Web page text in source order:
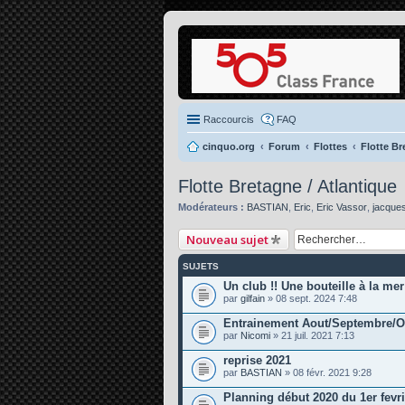
Raccourcis FAQ
cinquo.org Forum Flottes Flotte
Flotte Bretagne / Atlantique
Modérateurs : BASTIAN Eric Eric Vassor
Nouveau sujet
SUJETS
Un club !! Une bouteille à la mer
par gilfain » 08 sept. 2024 7:48
Entrainement Aout/Septembre/
par Nicomi » 21 juil. 2021 7:13
reprise 2021
par BASTIAN » 08 févr. 2021 9:28
Planning début 2020 du 1er